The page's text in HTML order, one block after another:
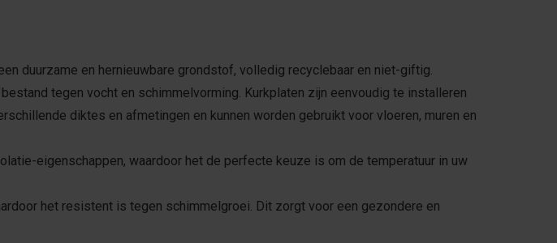
duurzame en hernieuwbare grondstof, volledig recyclebaar en niet-giftig.
tegen vocht en schimmelvorming. Kurkplaten zijn eenvoudig te installeren
diktes en afmetingen en kunnen worden gebruikt voor vloeren, muren en
eigenschappen, waardoor het de perfecte keuze is om de temperatuur in uw
het resistent is tegen schimmelgroei. Dit zorgt voor een gezondere en